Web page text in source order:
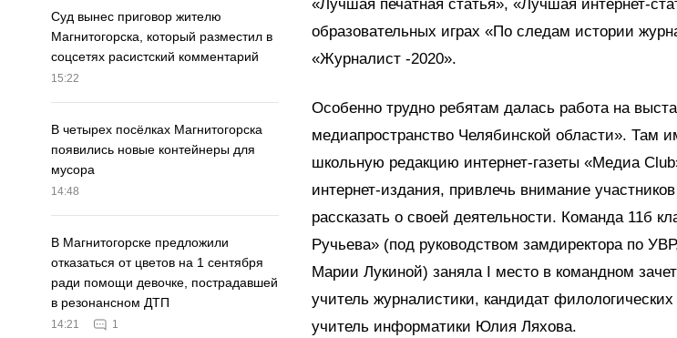
Суд вынес приговор жителю
Магнитогорска, который разместил в
соцсетях расистский комментарий
15:22
В четырех посёлках Магнитогорска
появились новые контейнеры для
мусора
14:48
В Магнитогорске предложили
отказаться от цветов на 1 сентября
ради помощи девочке, пострадавшей
в резонансном ДТП
14:21 1
«Лучшая печатная статья», «Лучшая интернет-
образовательных играх «По следам истории
«Журналист -2020».
Особенно трудно ребятам далась работа на
медиапространство Челябинской области». Там
школьную редакцию интернет-газеты «Медиа Club
интернет-издания, привлечь внимание
рассказать о своей деятельности. Команда
Ручьева» (под руководством замдиректора по
Марии Лукиной) заняла I место в командном
учитель журналистики, кандидат
учитель информатики Юлия Ляхова.